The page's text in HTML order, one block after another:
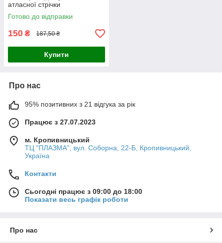
атласної стрічки
Готово до відправки
150 ₴ 187,50 ₴
Купити
Про нас
95% позитивних з 21 відгука за рік
Працює з 27.07.2023
м. Кропивницький
ТЦ "ПЛАЗМА", вул. Соборна, 22-Б, Кропивницький,
Україна
Контакти
Сьогодні працює з 09:00 до 18:00
Показати весь графік роботи
Про нас